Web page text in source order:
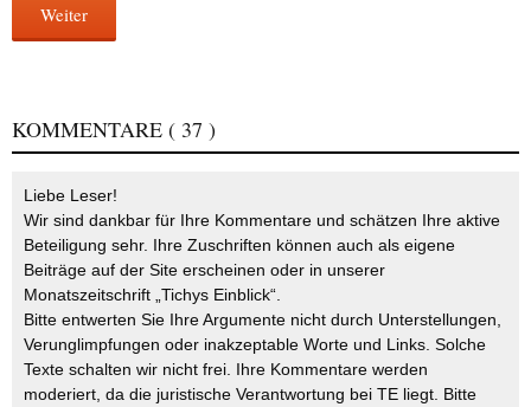
Weiter
KOMMENTARE ( 37 )
Liebe Leser!
Wir sind dankbar für Ihre Kommentare und schätzen Ihre aktive
Beteiligung sehr. Ihre Zuschriften können auch als eigene
Beiträge auf der Site erscheinen oder in unserer
Monatszeitschrift „Tichys Einblick“.
Bitte entwerten Sie Ihre Argumente nicht durch Unterstellungen,
Verunglimpfungen oder inakzeptable Worte und Links. Solche
Texte schalten wir nicht frei. Ihre Kommentare werden
moderiert, da die juristische Verantwortung bei TE liegt. Bitte